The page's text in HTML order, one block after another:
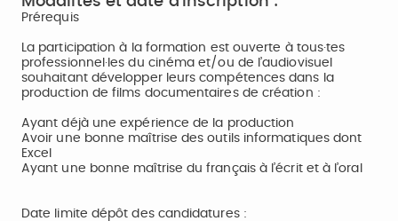
Prérequis
La participation à la formation est ouverte à tous·tes
professionnel·les du cinéma et/ou de l’audiovisuel
souhaitant développer leurs compétences dans la
production de films documentaires de création :
Ayant déjà une expérience de la production
Avoir une bonne maîtrise des outils informatiques dont
Excel
Ayant une bonne maîtrise du français à l’écrit et à l’oral
Date limite dépôt des candidatures :